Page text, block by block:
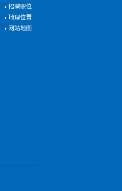
招聘职位
地理位置
网站地图